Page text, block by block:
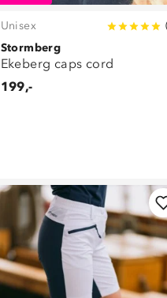
Unisex
Stormberg
Ekeberg caps cord
199,-